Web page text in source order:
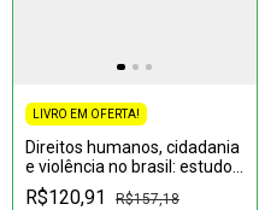
LIVRO EM OFERTA!
Direitos humanos, cidadania
e violência no brasil: estudos
interdisciplinares; volume 1
R$120,91 R$157,18